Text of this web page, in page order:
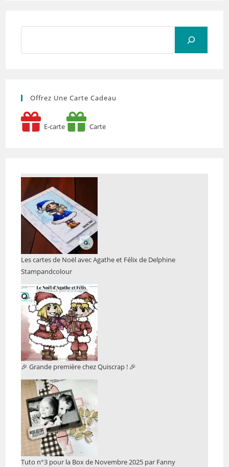
Offrez Une Carte Cadeau
E-carte Carte
Les cartes de Noël avec Agathe et Félix de Delphine
Stampandcolour
🎉 Grande première chez Quiscrap ! 🎉
Tuto n°3 pour la Box de Novembre 2025 par Fanny